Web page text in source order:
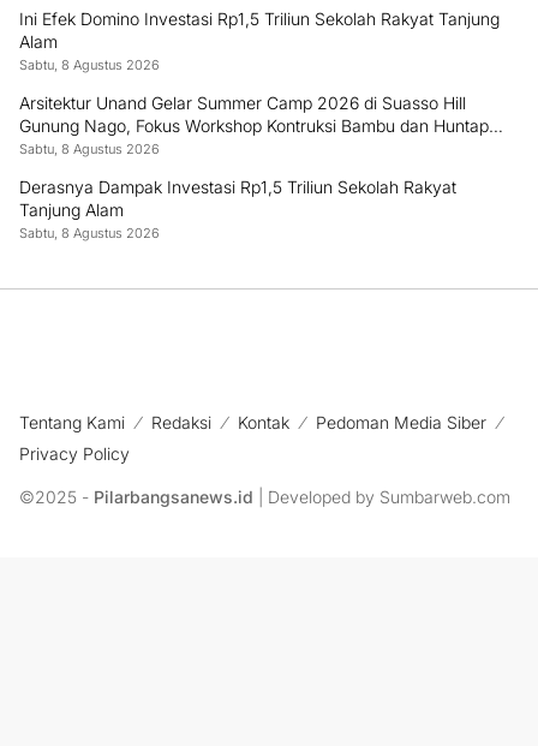
Ini Efek Domino Investasi Rp1,5 Triliun Sekolah Rakyat Tanjung
Alam
Sabtu, 8 Agustus 2026
Arsitektur Unand Gelar Summer Camp 2026 di Suasso Hill
Gunung Nago, Fokus Workshop Kontruksi Bambu dan Huntap
Kayu
Sabtu, 8 Agustus 2026
Derasnya Dampak Investasi Rp1,5 Triliun Sekolah Rakyat
Tanjung Alam
Sabtu, 8 Agustus 2026
Tentang Kami Redaksi Kontak
Pedoman Media Siber
Privacy Policy
©2025 - Pilarbangsanews.id | Developed by Sumbarweb.com